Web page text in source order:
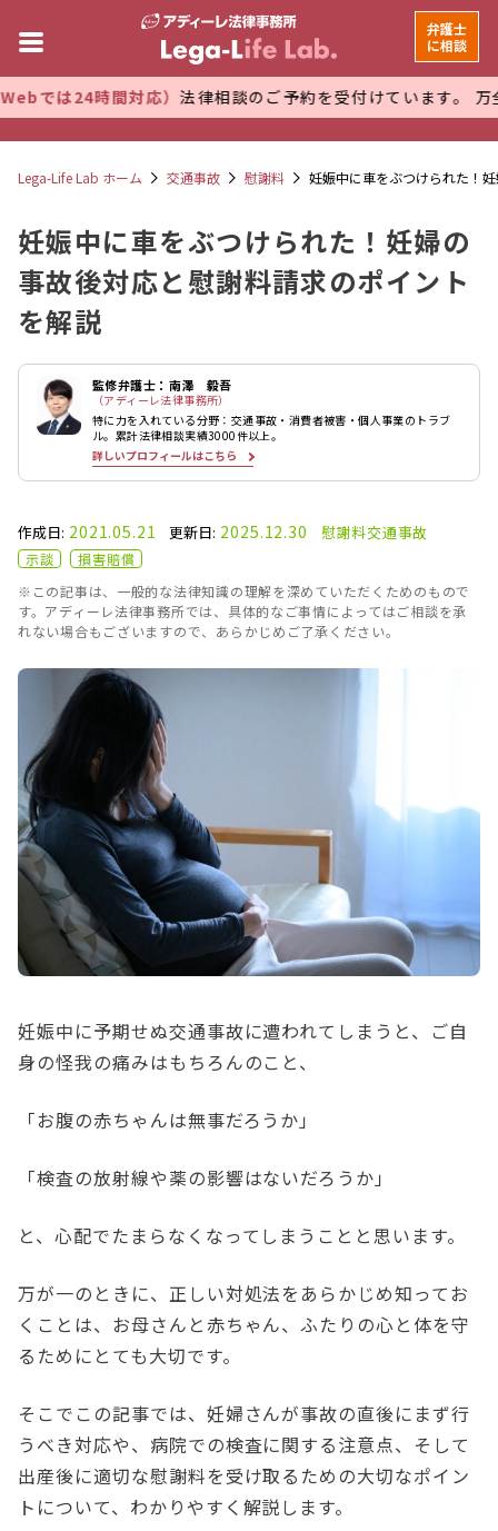
間対応）法律相談のご予約を受付けています。 万全な管理体制
弁護士
に相談
Lega-Life Lab ホーム 交通事故 慰謝料 妊娠中に車をぶつけられた！
妊娠中に車をぶつけられた！妊婦の
事故後対応と慰謝料請求のポイント
を解説
監修弁護士：南澤 毅吾
（アディーレ法律事務所）
特に力を入れている分野：交通事故・消費者被害・個人事業のトラブ
ル。累計法律相談実績3000件以上。
詳しいプロフィールはこちら
作成日: 2021.05.21 更新日: 2025.12.30 慰謝料交通事故
示談
損害賠償
※この記事は、一般的な法律知識の理解を深めていただくためのもので
す。アディーレ法律事務所では、具体的なご事情によってはご相談を承
れない場合もございますので、あらかじめご了承ください。
妊娠中に予期せぬ交通事故に遭われてしまうと、ご自
身の怪我の痛みはもちろんのこと、
「お腹の赤ちゃんは無事だろうか」
「検査の放射線や薬の影響はないだろうか」
と、心配でたまらなくなってしまうことと思います。
万が一のときに、正しい対処法をあらかじめ知ってお
くことは、お母さんと赤ちゃん、ふたりの心と体を守
るためにとても大切です。
そこでこの記事では、妊婦さんが事故の直後にまず行
うべき対応や、病院での検査に関する注意点、そして
出産後に適切な慰謝料を受け取るための大切なポイン
トについて、わかりやすく解説します。